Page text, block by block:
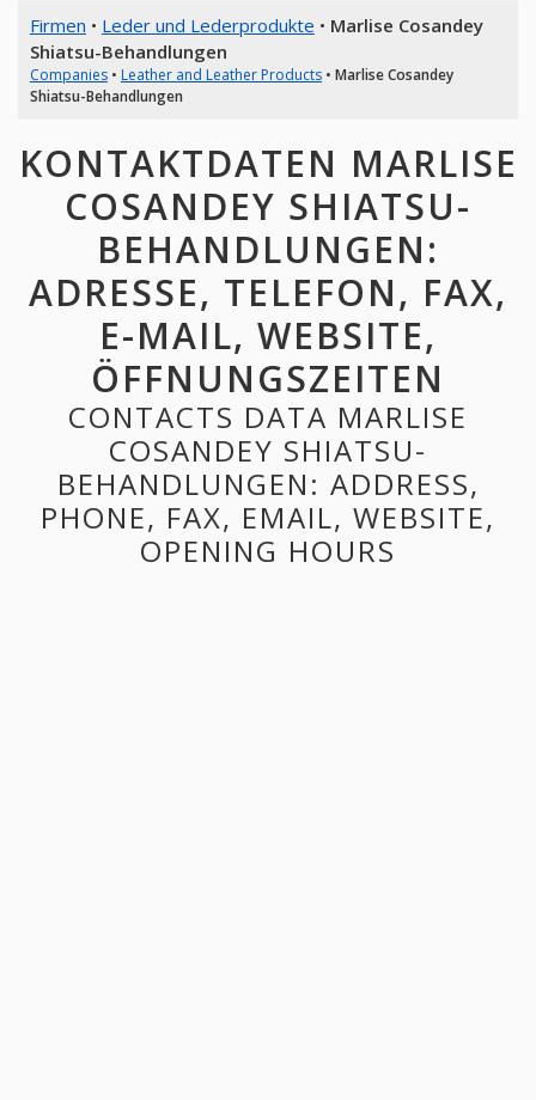
Firmen • Leder und Lederprodukte • Marlise Cosandey
Shiatsu-Behandlungen
Companies• Leather and Leather Products• Marlise Cosandey
Shiatsu-Behandlungen
KONTAKTDATEN MARLISE
COSANDEY SHIATSU-
BEHANDLUNGEN:
ADRESSE, TELEFON, FAX,
E-MAIL, WEBSITE,
ÖFFNUNGSZEITEN
CONTACTS DATA MARLISE
COSANDEY SHIATSU-
BEHANDLUNGEN: ADDRESS,
PHONE, FAX, EMAIL, WEBSITE,
OPENING HOURS